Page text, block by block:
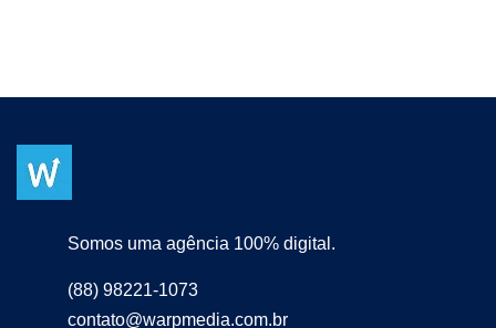
Somos uma agência 100% digital.
(88) 98221-1073
contato@warpmedia.com.br